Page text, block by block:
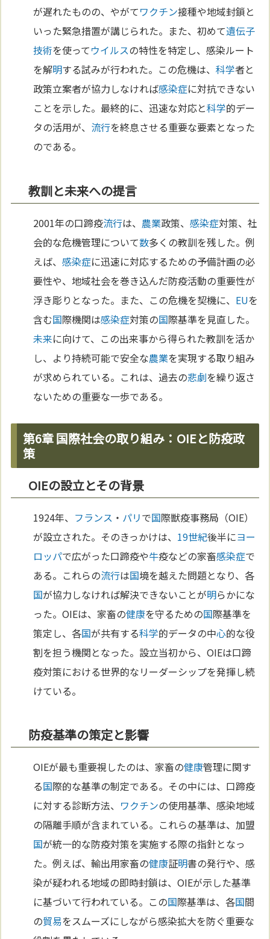
が遅れたものの、やがてワクチン接種や地域封鎖と
いった緊急措置が講じられた。また、初めて遺伝子
技術を使ってウイルスの特性を特定し、感染ルート
を解明する試みが行われた。この危機は、科学者と
政策立案者が協力しなければ感染症に対抗できない
ことを示した。最終的に、迅速な対応と科学的デー
タの活用が、 流行を終息させる重要な要素となった
のである。
教訓と未来への提言
2001年の口蹄疫流行は、 農業政策、感染症対策、社
会的な危機管理について数多くの教訓を残した。例
えば、感染症に迅速に対応するための予備計画の必
要性や、地域社会を巻き込んだ防疫活動の重要性が
浮き彫りとなった。また、この危機を契機に、 EUを
含む国際機関は感染症対策の国際基準を見直した。
未来に向けて、この出来事から得られた教訓を活か
し、より持続可能で安全な農業を実現する取り組み
が求められている。これは、過去の悲劇を繰り返さ
ないための重要な一歩である。
第6章 国際社会の取り組み：OIEと防疫政
策
OIEの設立とその背景
1924年、 フランス ・ パリで国際獣疫事務局（OIE）
が設立された。そのきっかけは、 19世紀後半にヨー
ロッパで広がった口蹄疫や牛疫などの家畜感染症で
ある。これらの流行は国境を越えた問題となり、各
国が協力しなければ解決できないことが明らかにな
った。OIEは、家畜の健康を守るための国際基準を
策定し、各国が共有する科学的データの中心的な役
割を担う機関となった。設立当初から、OIEは口蹄
疫対策における世界的なリーダーシップを発揮し続
けている。
防疫基準の策定と影響
OIEが最も重要視したのは、家畜の健康管理に関す
る国際的な基準の制定である。その中には、口蹄疫
に対する診断方法、 ワクチンの使用基準、感染地域
の隔離手順が含まれている。これらの基準は、加盟
国が統一的な防疫対策を実施する際の指針となっ
た。例えば、輸出用家畜の健康証明書の発行や、感
染が疑われる地域の即時封鎖は、OIEが示した基準
に基づいて行われている。この国際基準は、各国間
の貿易をスムーズにしながら感染拡大を防ぐ重要な